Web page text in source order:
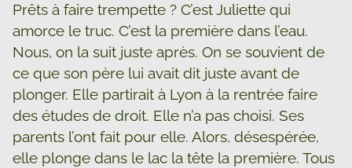
Prêts à faire trempette ? C’est Juliette qui
amorce le truc. C’est la première dans l’eau.
Nous, on la suit juste après. On se souvient de
ce que son père lui avait dit juste avant de
plonger. Elle partirait à Lyon à la rentrée faire
des études de droit. Elle n’a pas choisi. Ses
parents l’ont fait pour elle. Alors, désespérée,
elle plonge dans le lac la tête la première. Tous